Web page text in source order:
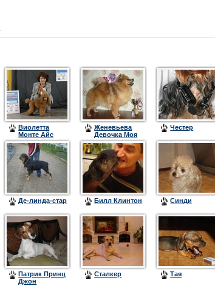
Виолетта
Монте Айс
(Туся или
Зайка)
Женевьева
Девочка Моя
Честер
Де-линда-стар Билл Клинтон Синди
Патрик Принц
Джон
Сталкер Тая